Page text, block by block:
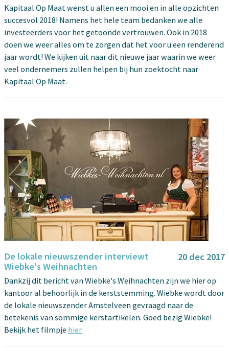
Kapitaal Op Maat wenst u allen een mooi en in alle opzichten
succesvol 2018! Namens het hele team bedanken we alle
investeerders voor het getoonde vertrouwen. Ook in 2018
doen we weer alles om te zorgen dat het voor u een renderend
jaar wordt! We kijken uit naar dit nieuwe jaar waarin we weer
veel ondernemers zullen helpen bij hun zoektocht naar
Kapitaal Op Maat.
20 dec 2017
De lokale nieuwszender interviewt
Wiebke's Weihnachten
Dankzij dit bericht van Wiebke's Weihnachten zijn we hier op
kantoor al behoorlijk in de kerststemming. Wiebke wordt door
de lokale nieuwszender Amstelveen gevraagd naar de
betekenis van sommige kerstartikelen. Goed bezig Wiebke!
Bekijk het filmpje hier